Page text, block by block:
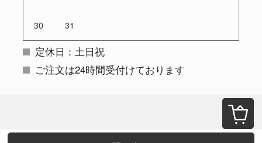
30 31
定休日：土日祝
ご注文は24時間受付けております